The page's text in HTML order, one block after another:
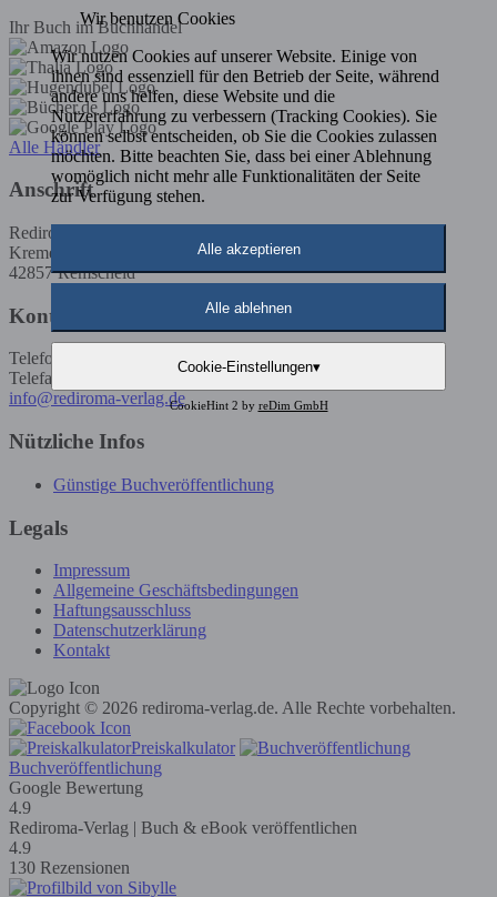
Ihr Buch im Buchhandel
Alle Händler
Anschrift
Rediroma-Verlag
Kremenholler Str. 53
42857 Remscheid
Kontakt
Telefon: 02191 / 5923585
Telefax: 02191 / 5923586
info@rediroma-verlag.de
Nützliche Infos
Günstige Buchveröffentlichung
Legals
Impressum
Allgemeine Geschäftsbedingungen
Haftungsausschluss
Datenschutzerklärung
Kontakt
Copyright © 2026 rediroma-verlag.de. Alle Rechte vorbehalten.
Preiskalkulator
Buchveröffentlichung
Google Bewertung
4.9
Rediroma-Verlag | Buch & eBook veröffentlichen
4.9
130 Rezensionen
Wir benutzen Cookies
Wir nutzen Cookies auf unserer Website. Einige von
ihnen sind essenziell für den Betrieb der Seite, während
andere uns helfen, diese Website und die
Nutzererfahrung zu verbessern (Tracking Cookies). Sie
können selbst entscheiden, ob Sie die Cookies zulassen
möchten. Bitte beachten Sie, dass bei einer Ablehnung
womöglich nicht mehr alle Funktionalitäten der Seite
zur Verfügung stehen.
Alle akzeptieren
Alle ablehnen
Cookie-Einstellungen▾
CookieHint 2 by reDim GmbH